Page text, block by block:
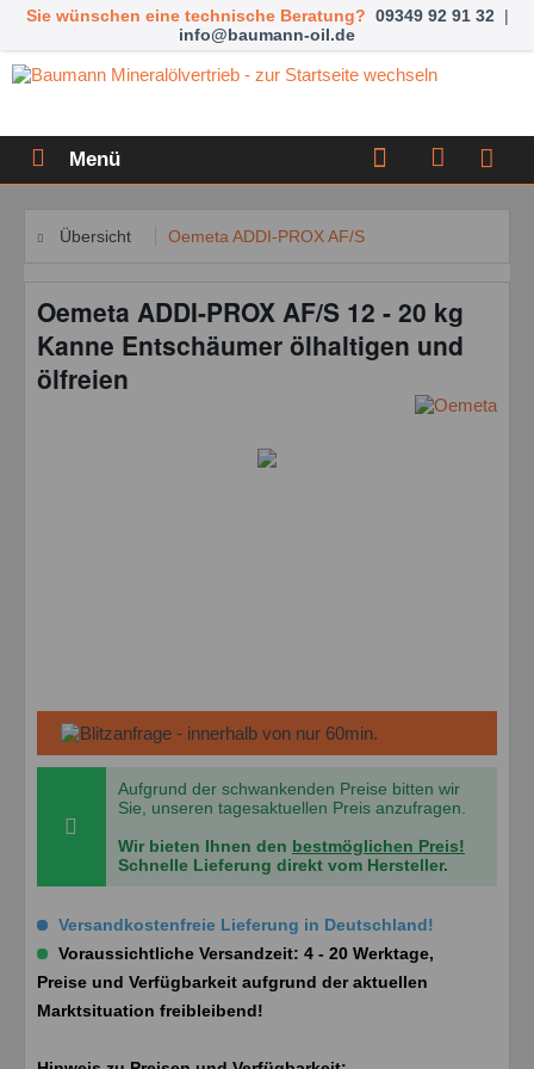
Sie wünschen eine technische Beratung? 09349 92 91 32 |
info@baumann-oil.de
Menü
Übersicht Oemeta ADDI-PROX AF/S
Oemeta ADDI-PROX AF/S 12 - 20 kg
Kanne Entschäumer ölhaltigen und
ölfreien
Aufgrund der schwankenden Preise bitten wir
Sie, unseren tagesaktuellen Preis anzufragen.
Wir bieten Ihnen den bestmöglichen Preis!
Schnelle Lieferung direkt vom Hersteller.
Versandkostenfreie Lieferung in Deutschland!
Voraussichtliche Versandzeit: 4 - 20 Werktage,
Preise und Verfügbarkeit aufgrund der aktuellen
Marktsituation freibleibend!